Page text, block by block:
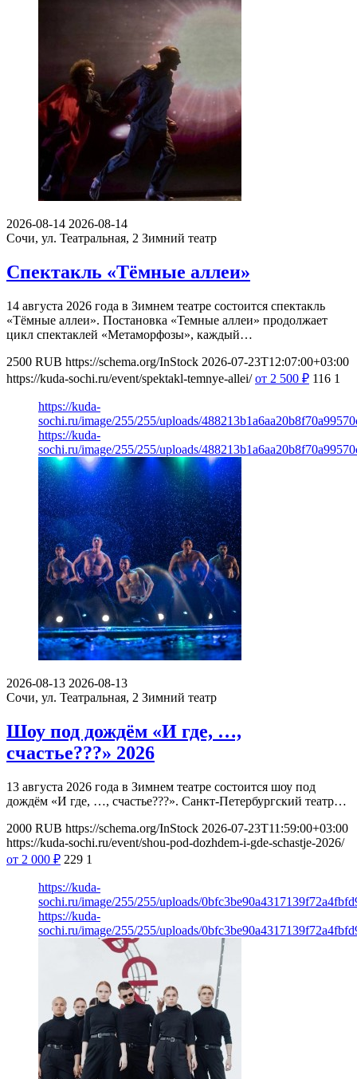
2026-08-14 2026-08-14
Сочи, ул. Театральная, 2 Зимний театр
Спектакль «Тёмные аллеи»
14 августа 2026 года в Зимнем театре состоится спектакль
«Тёмные аллеи». Постановка «Темные аллеи» продолжает
цикл спектаклей «Метаморфозы», каждый…
2500 RUB https://schema.org/InStock 2026-07-23T12:07:00+03:00
https://kuda-sochi.ru/event/spektakl-temnye-allei/ от 2 500 ₽ 116 1
https://kuda-
sochi.ru/image/255/255/uploads/
https://kuda-
sochi.ru/image/255/255/uploads/
2026-08-13 2026-08-13
Сочи, ул. Театральная, 2 Зимний театр
Шоу под дождём «И где, …,
счастье???» 2026
13 августа 2026 года в Зимнем театре состоится шоу под
дождём «И где, …, счастье???». Санкт-Петербургский театр…
2000 RUB https://schema.org/InStock 2026-07-23T11:59:00+03:00
https://kuda-sochi.ru/event/shou-pod-dozhdem-i-gde-schastje-2026/
от 2 000 ₽ 229 1
https://kuda-
sochi.ru/image/255/255/uploads/
https://kuda-
sochi.ru/image/255/255/uploads/